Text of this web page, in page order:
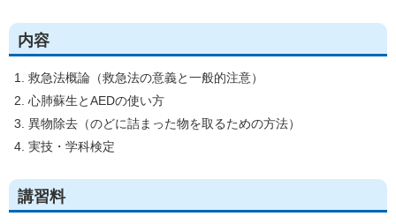
内容
救急法概論（救急法の意義と一般的注意）
心肺蘇生とAEDの使い方
異物除去（のどに詰まった物を取るための方法）
実技・学科検定
講習料